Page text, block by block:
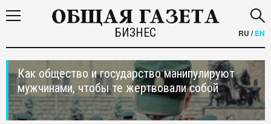
БИЗНЕС RU /EN
Как общество и государство манипулируют
мужчинами, чтобы те жертвовали собой